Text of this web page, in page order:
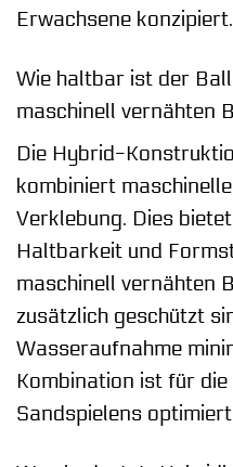
Erwachsene konzipiert.
Wie haltbar ist der
maschinell vernähten
Die Hybrid-
kombiniert
Verklebung. Dies
Haltbarkeit und
maschinell vernähten
zusätzlich geschützt
Wasseraufnahme
Kombination ist für
Sandspielens